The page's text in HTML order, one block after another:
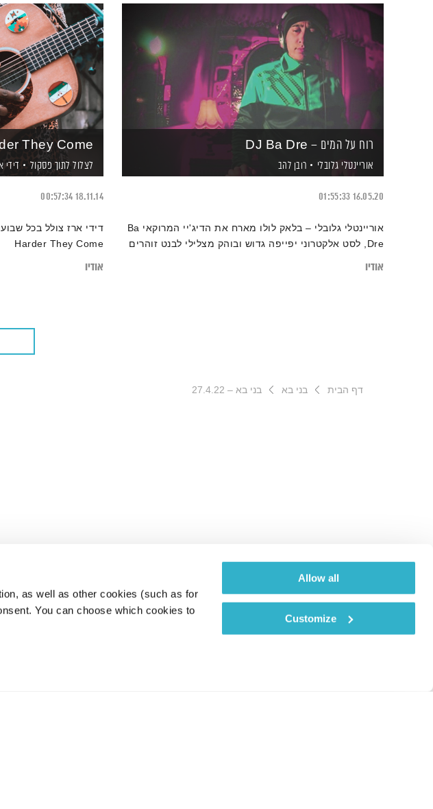
as well as other cookies (such as for
You can choose which cookies to
Allow all
Customize
רוח על המים – DJ Ba Dre
אוריינטלי גלובלי רובן להב
16.05.20
01:55:33
אוריינטלי גלובלי – בלאק לולו מארח את הדיג'יי המרוקאי Ba
Dre, לסט אלקטרוני יפייפה גדוש ובוהק מצלילי לבנט זוהרים
אודיו
They Come
לצלול לתוך פסקול דידי
18.11.14
00:57:34
Harder They Come
אודיו
דף הבית בני בא בני בא – 27.4.22